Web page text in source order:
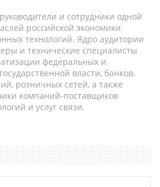
и сотрудники одной
российской экономики:
технологий. Ядро аудитории
и технические специалисты
федеральных и
власти, банков,
розничных сетей, а также
компаний-поставщиков
и услуг связи.